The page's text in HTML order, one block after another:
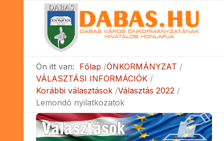
Ön itt van: Főlap ÖNKORMÁNYZAT
VÁLASZTÁSI INFORMÁCIÓK
Korábbi választások Választás 2022
Lemondó nyilatkozatok